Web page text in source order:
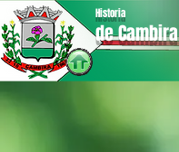
de Cambira
Historia